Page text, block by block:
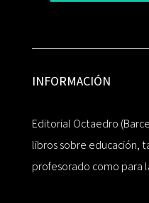
INFORMACIÓN
Editorial Octaedro
libros sobre educación,
profesorado como para